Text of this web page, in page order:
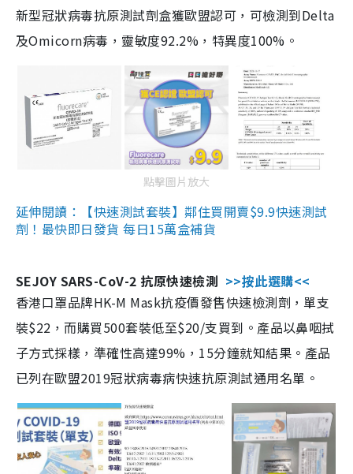
新型冠狀病毒抗原測試劑盒獲歐盟認可，可檢測到Delta
及Omicorn病毒，靈敏度92.2%，特異度100%。
點擊圖片放大
延伸閱讀：【快速測試套裝】鄰住買開賣$9.9快速測試
劑！最快即日發貨 每日15萬盒補貨
SEJOY SARS-CoV-2 抗原快速檢測 >>按此選購<<
香港口罩品牌HK-M Mask抗疫價發售快速檢測劑，單支
裝$22，而購買500套裝低至$20/支買到。產品以鼻咽拭
子方式採樣，準確性高達99%，15分鐘就知結果。產品
已列在歐盟2019冠狀病毒病快速抗原測試通用名單。